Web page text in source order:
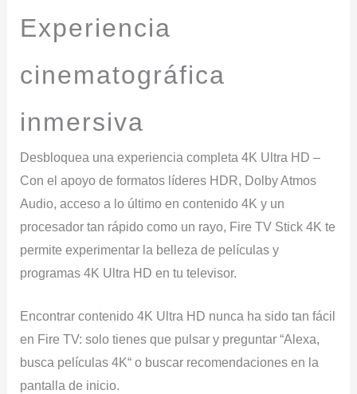
Experiencia
cinematográfica
inmersiva
Desbloquea una experiencia completa 4K Ultra HD –
Con el apoyo de formatos líderes HDR, Dolby Atmos
Audio, acceso a lo último en contenido 4K y un
procesador tan rápido como un rayo, Fire TV Stick 4K te
permite experimentar la belleza de películas y
programas 4K Ultra HD en tu televisor.
Encontrar contenido 4K Ultra HD nunca ha sido tan fácil
en Fire TV: solo tienes que pulsar y preguntar “Alexa,
busca películas 4K“ o buscar recomendaciones en la
pantalla de inicio.